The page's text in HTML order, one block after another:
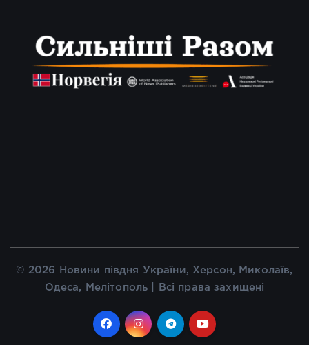
© 2026 Новини півдня України, Херсон, Миколаїв,
Одеса, Мелітополь | Всі права захищені